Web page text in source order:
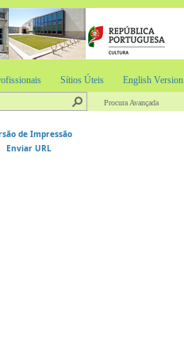
Sítios Úteis English Version
Procura Avançada
de Impressão
Enviar URL